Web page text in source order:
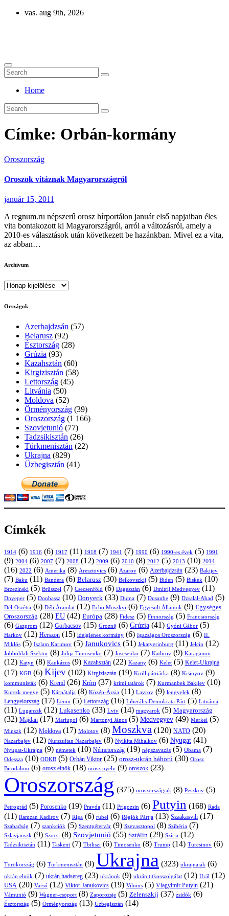
Skip
vas. aug 9th, 2026
Home
Címke: Orbán-kormány
Oroszország
Oroszok vitáznak Magyarországról
január 15, 2011
A regnum.ru népszerű orosz hírportálon január első napjaiban éles
vita bontakozott ki Magyarországról, arról a változásról, amely a
2010-es választások után következett be hazánkban. Mivel ez a vita,
az abban…
Archívum
Archívum
Országok
Azerbajdzsán (57)
Belarusz (92)
Észtország (28)
Grúzia (93)
Kazahsztán (60)
Kirgizisztán (58)
Lettország (45)
Litvánia (50)
Moldova (52)
Örményország (39)
Oroszország (1 166)
Szovjetunió (77)
Tadzsikisztán (26)
Türkmenisztán (22)
Ukrajna (829)
Üzbegisztán (41)
Címkék
1914 (6) 1916 (6) 1917 (11) 1918 (7) 1941 (7) 1990 (6) 1990-es évek (5) 1991
(9) 2004 (6) 2007 (7) 2008 (12) 2009 (6) 2010 (8) 2012 (5) 2013 (10) 2014
(16) 2022 (6) Amerika (8) Aresztovics (6) Azarov (6) Azerbajdzsán (23) Bakijev
(7) Baku (11) Bandera (6) Belarusz (30) Belkovszkij (5) Biden (5) Biskek (10)
Brzezinski (5) Brüsszel (7) Csecsenföld (6) Dagesztán (6) Dmitrij Medvegyev (11)
Dnyeper (5) Donbassz (10) Donyeck (33) Duma (7) Dusanbe (9) Dzsalal-Abad (5)
Dél-Oszétia (6) Déli Áramlat (12) Echo Moszkvi (6) Egyesült Államok (9) Egységes
Oroszország (28) EU (42) Európa (28) Fidesz (5) Finnország (5) Franciaország
(6) Gazprom (12) Gorbacsov (15) Groznij (6) Grúzia (41) Gyóni Gábor (5)
Harkov (12) Herszon (15) ideiglenes kormány (6) Igazságos Oroszország (6) II.
Miklós (5) Iszlam Karimov (5) Janukovics (51) Jekatyerinburg (11) Jelcin (12)
Jobboldali Szektor (8) Julija Timosenko (7) Juscsenko (7) Kadirov (9) Karaganov
(12) Katyn (8) Kaukázus (9) Kazahsztán (22) Kazany (6) Kelet (5) Kelet-Ukrajna
(17) KGB (6) Kijev (102) Kirgizisztán (19) Kirill pátriárka (8) Kisinyov (9)
kommunisták (6) Kreml (26) Krím (37) krími tatárok (7) Kurmanbek Bakijev (10)
Kurszk megye (5) Kárpátalja (8) Közép-Ázsia (11) Lavrov (9) lengyelek (8)
Lengyelország (17) Lenin (5) Lettország (16) Liberális-Demokrata Párt (5) Litvánia
(11) Luganszk (12) Lukasenko (33) Lviv (14) magyarok (5) Magyarország
(32) Majdan (17) Mariupol (6) Martonyi János (5) Medvegyev (49) Merkel (5)
Minszk (12) Moldova (17) Molotov (8) Moszkva (120) NATO (20)
Nazarbajev (12) Nurszultan Nazarbajev (8) Nyikita Mihalkov (6) Nyugat (41)
Nyugat-Ukrajna (9) németek (10) Németország (19) népszavazás (5) Obama (7)
Odessza (10) ODKB (5) Orbán Viktor (25) orosz-ukrán háború (30) Orosz
Birodalom (6) orosz elnök (18) orosz nyelv (9) oroszok (23)
Oroszország (375) oroszországiak (8) Peszkov (5)
Petrográd (5) Porosenko (19) Pravda (11) Prigozsin (6) Putyin (168) Rada
(11) Ramzan Kadirov (7) Riga (6) rubel (6) Régiók Pártja (13) Szaakasvili (17)
Szabadság (7) szankciók (5) Szentpétervár (9) Szevasztopol (8) Szibéria (7)
Szlavjanszk (9) Szocsi (8) Szovjetunió (55) Sztálin (29) Szíria (12)
Tadzsikisztán (11) Taskent (7) Tbiliszi (6) Timosenko (8) Trump (14) Turcsinov (6)
Törökország (6) Türkmenisztán (9) Ukrajna (323) ukrajnaiak (6)
ukrán elnök (7) ukrán hadsereg (23) ukránok (9) ukrán titkosszolgálat (12) Urál (12)
USA (20) Varsó (12) Viktor Janukovics (19) Vilnius (5) Vlagyimir Putyin (21)
Vámunió (9) Wagner-csoport (8) Zaporozsje (5) Zelenszkij (37) zsidók (6)
Észtország (5) Örményország (13) Üzbegisztán (14)